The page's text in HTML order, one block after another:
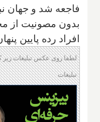
فاجعه شد و جهان
بدون مصونیت از
افراد رده پایین
لطفا روی عکس تبلیغات زیر
تبلیغات